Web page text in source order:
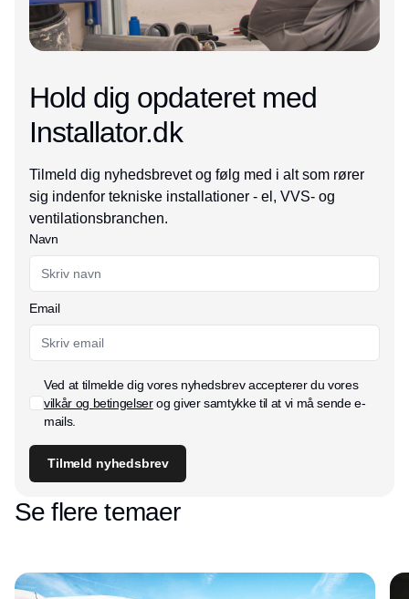
Hold dig opdateret med
Installator.dk
Tilmeld dig nyhedsbrevet og følg med i alt som rører
sig indenfor tekniske installationer - el, VVS- og
ventilationsbranchen.
Navn
Email
Ved at tilmelde dig vores nyhedsbrev accepterer du vores
vilkår og betingelserog giver samtykke til at vi må sende e-
mails.
Tilmeld nyhedsbrev
Se flere temaer